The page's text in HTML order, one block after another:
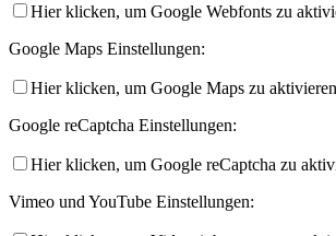
Hier klicken, um Google Webfonts zu
Google Maps Einstellungen:
Hier klicken, um Google Maps zu
Google reCaptcha Einstellungen:
Hier klicken, um Google reCaptcha zu
Vimeo und YouTube Einstellungen: